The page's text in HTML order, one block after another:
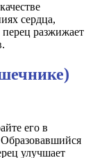
сердца,
разжижает
его в
улучшает